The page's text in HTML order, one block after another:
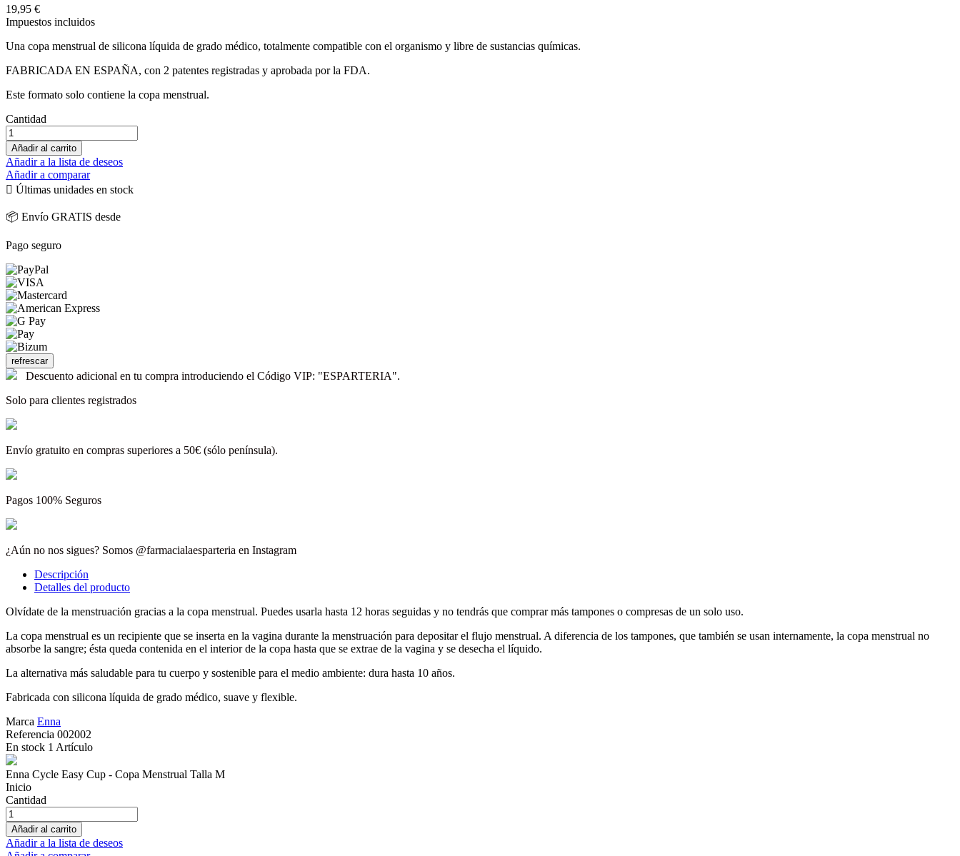
19,95 €
Impuestos incluidos
Una copa menstrual de silicona líquida de grado médico, totalmente compatible con el organismo y libre de sustancias químicas.
FABRICADA EN ESPAÑA, con 2 patentes registradas y aprobada por la FDA.
Este formato solo contiene la copa menstrual.
Cantidad
Añadir al carrito
Añadir a la lista de deseos
Añadir a comparar
 Últimas unidades en stock
📦 Envío GRATIS desde
Pago seguro
Descuento adicional en tu compra introduciendo el Código VIP: "ESPARTERIA".
Solo para clientes registrados
Envío gratuito en compras superiores a 50€ (sólo península).
Pagos 100% Seguros
¿Aún no nos sigues? Somos @farmacialaesparteria en Instagram
Descripción
Detalles del producto
Olvídate de la menstruación gracias a la copa menstrual. Puedes usarla hasta 12 horas seguidas y no tendrás que comprar más tampones o compresas de un solo uso.
La copa menstrual es un recipiente que se inserta en la vagina durante la menstruación para depositar el flujo menstrual. A diferencia de los tampones, que también se usan internamente, la copa menstrual no
absorbe la sangre; ésta queda contenida en el interior de la copa hasta que se extrae de la vagina y se desecha el líquido.
La alternativa más saludable para tu cuerpo y sostenible para el medio ambiente: dura hasta 10 años.
Fabricada con silicona líquida de grado médico, suave y flexible.
Marca Enna
Referencia 002002
En stock 1 Artículo
Enna Cycle Easy Cup - Copa Menstrual Talla M
Inicio
Cantidad
Añadir al carrito
Añadir a la lista de deseos